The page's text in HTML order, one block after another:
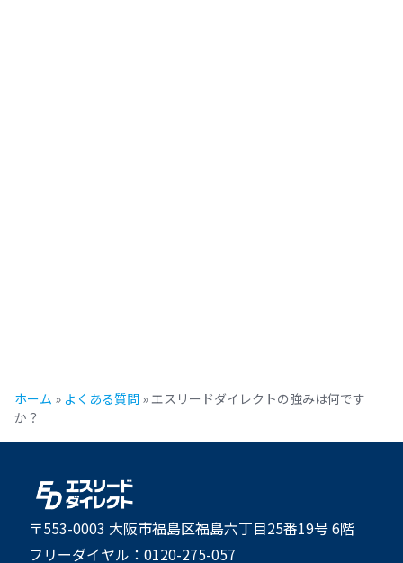
ホーム » よくある質問 »エスリードダイレクトの強みは何です
か？
〒553-0003 大阪市福島区福島六丁目25番19号 6階
フリーダイヤル：0120-275-057